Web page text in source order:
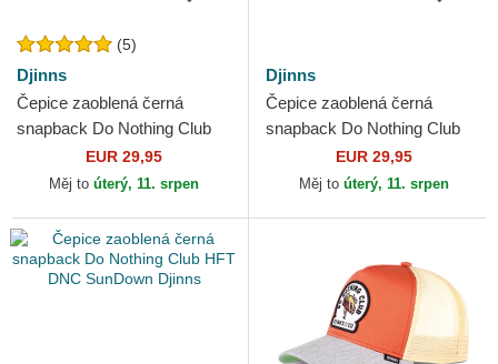
(5)
Djinns
Čepice zaoblená černá
snapback Do Nothing Club
HFT DNC 30th Djinns
EUR 29,95
Měj to úterý, 11. srpen
Djinns
Čepice zaoblená černá
snapback Do Nothing Club
HFT DNC Cherry Djinns
EUR 29,95
Měj to úterý, 11. srpen